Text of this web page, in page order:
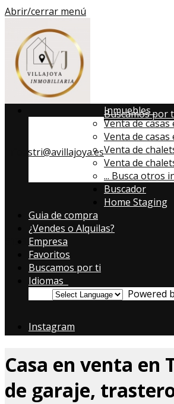
Abrir/cerrar menú
infoastri@avillajoya.es
613357819
Buscamos por
Inmuebles
Venta de casas
Venta de
Venta de
Venta de
... Busca otros
Buscador
Home Staging
Guia de compra
¿Vendes o Alquilas?
Empresa
Favoritos
Buscamos por ti
Idiomas
Powered
Instagram
Casa en venta en
de garaje,